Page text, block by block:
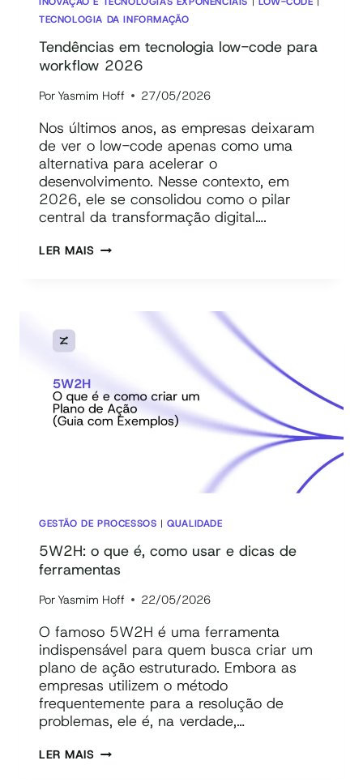
TECNOLOGIA DA INFORMAÇÃO
Tendências em tecnologia low-code para
workflow 2026
Por Yasmim Hoff 27/05/2026
Nos últimos anos, as empresas deixaram
de ver o low-code apenas como uma
alternativa para acelerar o
desenvolvimento. Nesse contexto, em
2026, ele se consolidou como o pilar
central da transformação digital….
LER MAISTENDÊNCIAS
GESTÃO DE PROCESSOS |QUALIDADE
5W2H: o que é, como usar e dicas de
ferramentas
Por Yasmim Hoff 22/05/2026
O famoso 5W2H é uma ferramenta
indispensável para quem busca criar um
plano de ação estruturado. Embora as
empresas utilizem o método
frequentemente para a resolução de
problemas, ele é, na verdade,…
LER MAIS5W2H: